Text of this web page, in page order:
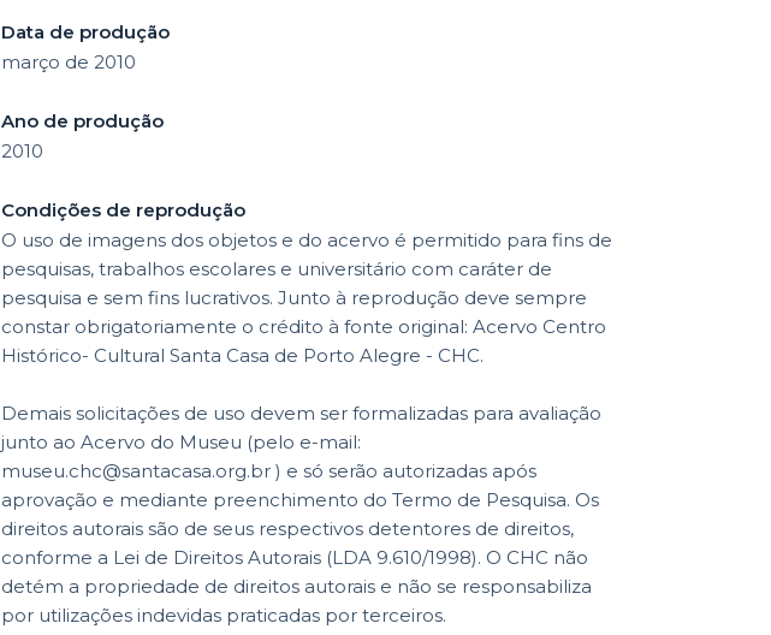
Data de produção
março de 2010
Ano de produção
2010
Condições de reprodução
O uso de imagens dos objetos e do acervo é permitido para fins de
pesquisas, trabalhos escolares e universitário com caráter de
pesquisa e sem fins lucrativos. Junto à reprodução deve sempre
constar obrigatoriamente o crédito à fonte original: Acervo Centro
Histórico- Cultural Santa Casa de Porto Alegre - CHC.
Demais solicitações de uso devem ser formalizadas para avaliação
junto ao Acervo do Museu (pelo e-mail:
museu.chc@santacasa.org.br ) e só serão autorizadas após
aprovação e mediante preenchimento do Termo de Pesquisa. Os
direitos autorais são de seus respectivos detentores de direitos,
conforme a Lei de Direitos Autorais (LDA 9.610/1998). O CHC não
detém a propriedade de direitos autorais e não se responsabiliza
por utilizações indevidas praticadas por terceiros.